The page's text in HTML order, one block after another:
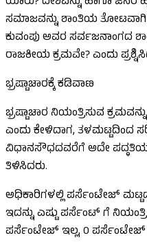
ಸಮಾಜವನ್ನು ಶಾಂತಿಯ
ಕುವಂಪು ಅವರ ಸರ್ವಜನಾಂಗದ
ರಾಜಕೀಯ ಕ್ರಮವೇ? ಎಂದು
ಭ್ರಷ್ಟಾಚಾರಕ್ಕೆ ಕಡಿವಾಣ
ಭ್ರಷ್ಟಾಚಾರ ನಿಯಂತ್ರಿಸುವ
ಎಂದು ಕೇಳಿದಾಗ, ತಳಮಟ್ಟದಿಂದ
ವಿಧಾನಸೌಧದವರೆಗೆ ಅದೇ
ತಿಳಿಸಿದರು.
ಅಧಿಕಾರಿಗಳಲ್ಲಿ ಪರ್ಸೆಂಟೇಜ್
ಇದನ್ನು ಎಷ್ಟು ಪರ್ಸೆಂಟ್ ಗೆ
ಪರ್ಸೆಂಟೇಜ್ ಇಲ್ಲ, 0 ಪರ್ಸೆಂಟೇಜ್